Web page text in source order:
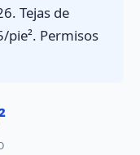
Tejas de
pie². Permisos